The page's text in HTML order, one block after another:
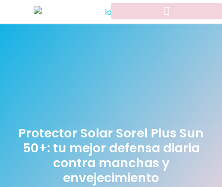
Protector Solar Sorel Plus Sun
50+: tu mejor defensa diaria
contra manchas y
envejecimiento